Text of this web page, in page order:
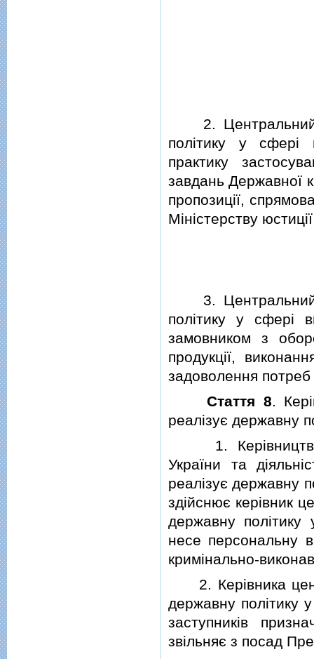
2. Центральний
полiтику у сферi
практику
завдань Державної
пропозицiї,
Мiнiстерству юстицiї
3. Центральний
полiтику у сферi
замовником з
продукцiї,
задоволення
Стаття 8.
реалiзує державну
1. Керiвництво
України та
реалiзує державну
здiйснює керiвник
державну полiтику
несе персональну
кримiнально-
2. Керiвника
державну полiтику
заступникiв
звiльняє з посад